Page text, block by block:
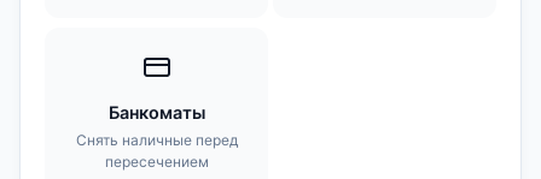
Банкоматы
Снять наличные перед
пересечением